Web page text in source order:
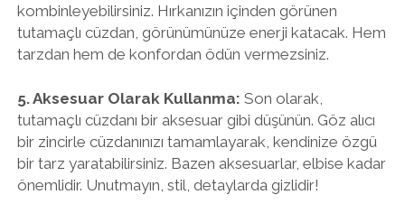
kombinleyebilirsiniz. Hırkanızın içinden görünen
tutamaçlı cüzdan, görünümünüze enerji katacak. Hem
tarzdan hem de konfordan ödün vermezsiniz.
5. Aksesuar Olarak Kullanma: Son olarak,
tutamaçlı cüzdanı bir aksesuar gibi düşünün. Göz alıcı
bir zincirle cüzdanınızı tamamlayarak, kendinize özgü
bir tarz yaratabilirsiniz. Bazen aksesuarlar, elbise kadar
önemlidir. Unutmayın, stil, detaylarda gizlidir!